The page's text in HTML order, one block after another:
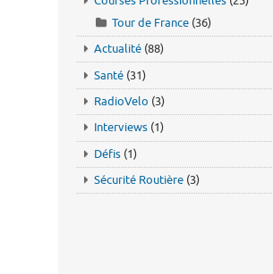
Tour de France (36)
Actualité (88)
Santé (31)
RadioVelo (3)
Interviews (1)
Défis (1)
Sécurité Routière (3)